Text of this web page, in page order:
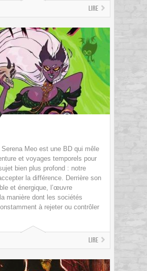
Lire
Serena Meo est une BD qui mêle
et voyages temporels pour
bien plus profond : notre
la différence. Derrière son
et énergique, l’œuvre
manière dont les sociétés
à rejeter ou contrôler
Lire